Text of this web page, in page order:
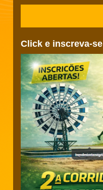
Click e inscreva-se